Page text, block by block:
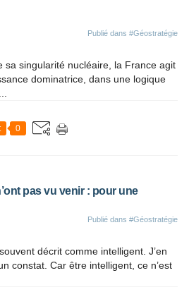
Publié dans #Géostratégie
sa singularité nucléaire, la France agit
dominatrice, dans une logique
0
pas vu venir : pour une
Publié dans #Géostratégie
décrit comme intelligent. J’en
constat. Car être intelligent, ce n’est